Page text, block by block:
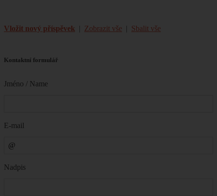
Vložit nový příspěvek | Zobrazit vše | Sbalit vše
Kontaktní formulář
Jméno / Name
E-mail
Nadpis